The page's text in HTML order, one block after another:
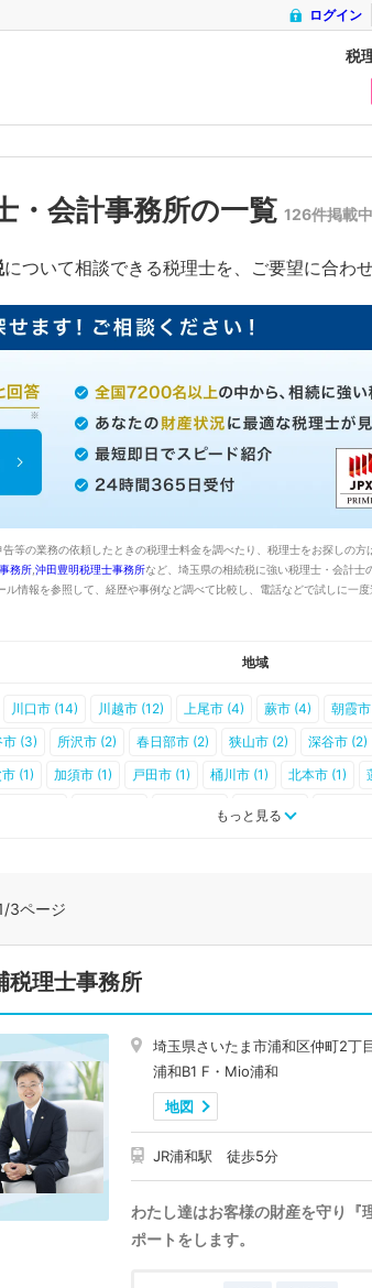
ログイン
税
・会計事務所の一覧 126件掲載中
について相談できる税理士を、ご要望に合わ
等の業務の依頼したときの税理士料金を調べたり、税理士をお探しの
務所 沖田豊明税理士事務所など、埼玉県の相続税に強い税理士・会計
情報を参照して、経歴や事例など調べて比較し、電話などで試しに一
地域
川口市 (14) 川越市 (12) 上尾市 (4) 蕨市 (4) 朝霞
市 (3) 所沢市 (2) 春日部市 (2) 狭山市 (2) 深谷市 (2)
(1) 加須市 (1) 戸田市 (1) 桶川市 (1) 北本市 (1)
本庄市 (0)
横瀬町 (0)
もっと見る
3ページ
税理士事務所
埼玉県さいたま市浦和区仲町2丁
浦和B1 F・Mio浦和
地図
JR浦和駅 徒歩5分
わたし達はお客様の財産を守り『
ポートをします。